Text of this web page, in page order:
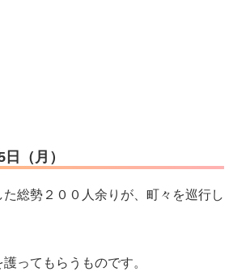
（月）
総勢２００人余りが、町々を巡行し
ってもらうものです。